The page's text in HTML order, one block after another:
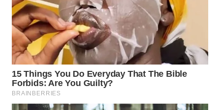
WN
BOROBUDUR
WN
MADURA
WN